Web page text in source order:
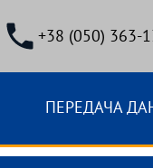
+38 (050) 363-
ПЕРЕДАЧА